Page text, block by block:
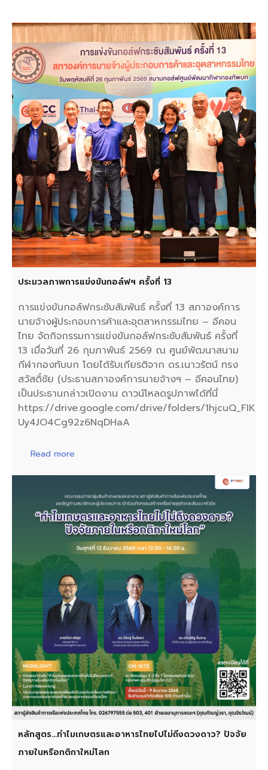
ประมวลภาพการแข่งขันกอล์ฟฯ ครั้งที่ 13
การแข่งขันกอล์ฟกระชับสัมพันธ์ ครั้งที่ 13 สภาองค์การ
นายจ้างผู้ประกอบการค้าและอุตสาหกรรมไทย – อีคอน
ไทย จัดกิจกรรมการแข่งขันกอล์ฟกระชับสัมพันธ์ ครั้งที่
13 เมื่อวันที่ 26 กุมภาพันธ์ 2569 ณ ศูนย์พัฒนาสนาม
กีฬากองทับบก โดยได้รับเกียรติจาก ดร.เนาวรัตน์ ทรง
สวัสดิ์ชัย (ประธานสภาองค์การนายจ้างฯ – อีคอนไทย)
เป็นประธานกล่าวเปิดงาน ดาวน์โหลดรูปภาพได้ที่นี่
https://drive.google.com/drive/folders/
Uy4JO4Cg92z6NqDHaA
Read more
หลักสูตร…ทำไมเกษตรและอาหารไทยไปไม่ถึงดวงดาว? ปัจจัย
ภายในหรือกติกาใหม่โลก